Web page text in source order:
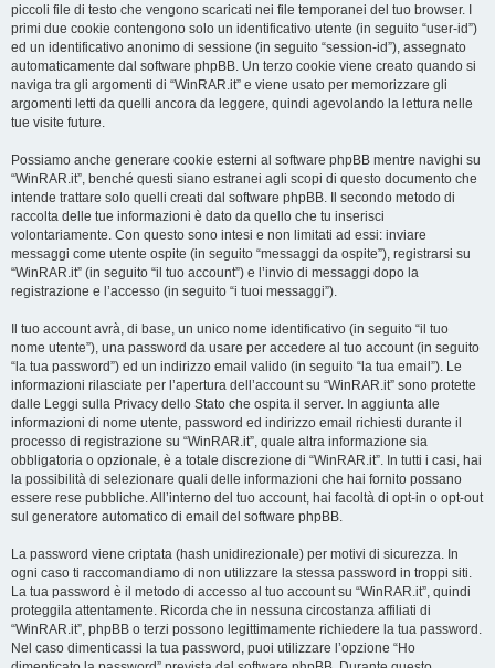
piccoli file di testo che vengono scaricati nei file temporanei del tuo browser. I
primi due cookie contengono solo un identificativo utente (in seguito “user-id”)
ed un identificativo anonimo di sessione (in seguito “session-id”), assegnato
automaticamente dal software phpBB. Un terzo cookie viene creato quando si
naviga tra gli argomenti di “WinRAR.it” e viene usato per memorizzare gli
argomenti letti da quelli ancora da leggere, quindi agevolando la lettura nelle
tue visite future.
Possiamo anche generare cookie esterni al software phpBB mentre navighi su
“WinRAR.it”, benché questi siano estranei agli scopi di questo documento che
intende trattare solo quelli creati dal software phpBB. Il secondo metodo di
raccolta delle tue informazioni è dato da quello che tu inserisci
volontariamente. Con questo sono intesi e non limitati ad essi: inviare
messaggi come utente ospite (in seguito “messaggi da ospite”), registrarsi su
“WinRAR.it” (in seguito “il tuo account”) e l’invio di messaggi dopo la
registrazione e l’accesso (in seguito “i tuoi messaggi”).
Il tuo account avrà, di base, un unico nome identificativo (in seguito “il tuo
nome utente”), una password da usare per accedere al tuo account (in seguito
“la tua password”) ed un indirizzo email valido (in seguito “la tua email”). Le
informazioni rilasciate per l’apertura dell’account su “WinRAR.it” sono protette
dalle Leggi sulla Privacy dello Stato che ospita il server. In aggiunta alle
informazioni di nome utente, password ed indirizzo email richiesti durante il
processo di registrazione su “WinRAR.it”, quale altra informazione sia
obbligatoria o opzionale, è a totale discrezione di “WinRAR.it”. In tutti i casi, hai
la possibilità di selezionare quali delle informazioni che hai fornito possano
essere rese pubbliche. All’interno del tuo account, hai facoltà di opt-in o opt-out
sul generatore automatico di email del software phpBB.
La password viene criptata (hash unidirezionale) per motivi di sicurezza. In
ogni caso ti raccomandiamo di non utilizzare la stessa password in troppi siti.
La tua password è il metodo di accesso al tuo account su “WinRAR.it”, quindi
proteggila attentamente. Ricorda che in nessuna circostanza affiliati di
“WinRAR.it”, phpBB o terzi possono legittimamente richiedere la tua password.
Nel caso dimenticassi la tua password, puoi utilizzare l’opzione “Ho